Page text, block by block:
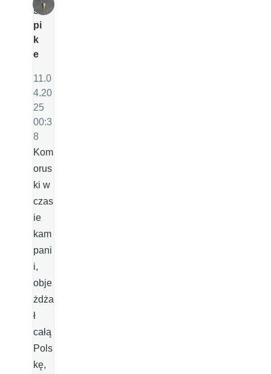
s
pi
k
e
11.0
4.20
25
00:3
8
Kom
orus
ki w
czas
ie
kam
pani
i,
obje
żdża
ł
całą
Pols
kę,